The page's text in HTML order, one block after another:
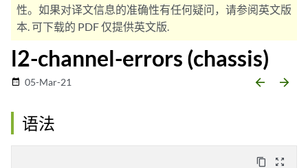
性。如果对译文信息的准确性有任何疑问，请参阅英文版
本. 可下载的 PDF 仅提供英文版.
l2-channel-errors (chassis)
date_range 05-Mar-21 arrow_backward arrow_forward
语法
content_copy zoom_out_map